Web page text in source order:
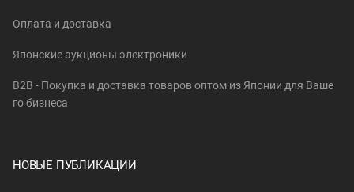
Оплата и доставка
Японские аукционы электроники
B2B - Покупка и доставка товаров оптом из Японии для Ваше
го бизнеса
НОВЫЕ ПУБЛИКАЦИИ